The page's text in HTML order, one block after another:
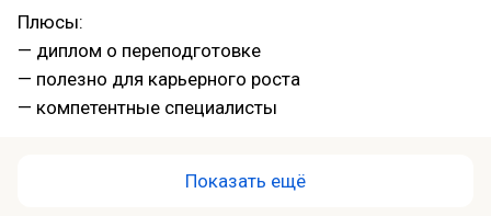
Плюсы:
— диплом о переподготовке
— полезно для карьерного роста
— компетентные специалисты
Показать ещё